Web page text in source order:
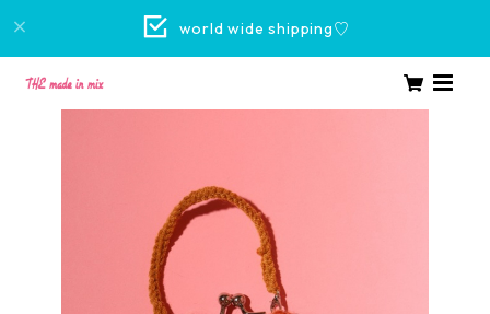
world wide shipping♡